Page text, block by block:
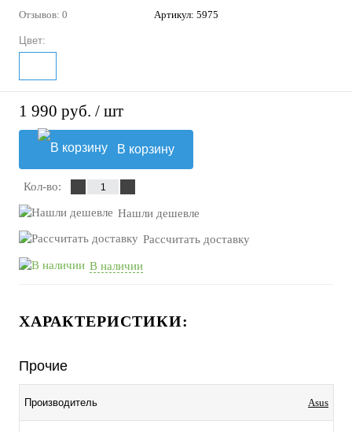
Отзывов: 0 Артикул: 5975
Цвет:
1 990 руб. / шт
В корзину
Кол-во:
Нашли дешевле
Рассчитать доставку
В наличии
ХАРАКТЕРИСТИКИ:
Прочие
Производитель Asus